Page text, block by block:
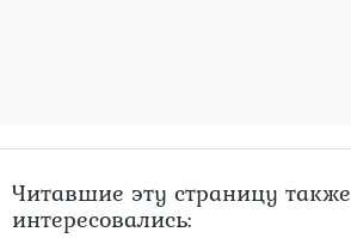
Читавшие эту страницу также
интересовались: